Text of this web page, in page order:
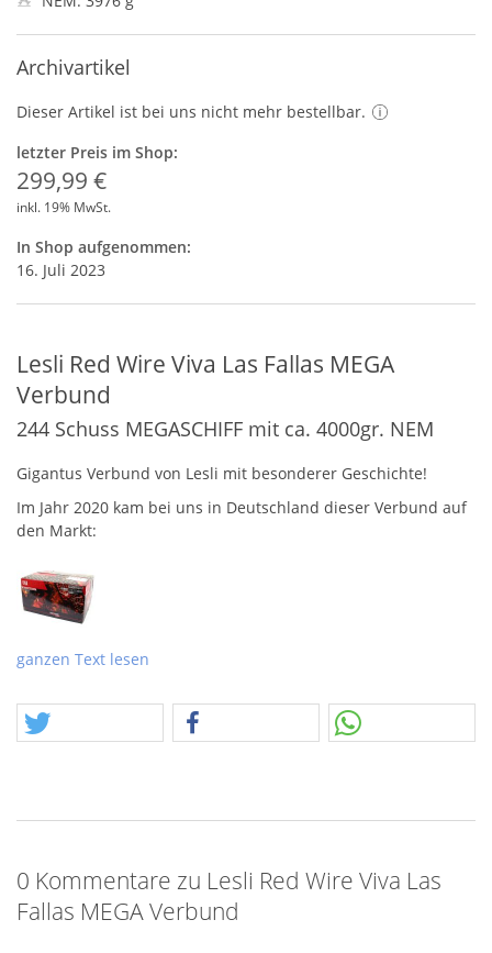
Archivartikel
Dieser Artikel ist bei uns nicht mehr bestellbar.
letzter Preis im Shop:
299,99 €
inkl. 19% MwSt.
In Shop aufgenommen:
16. Juli 2023
Lesli Red Wire Viva Las Fallas MEGA
Verbund
244 Schuss MEGASCHIFF mit ca. 4000gr. NEM
Gigantus Verbund von Lesli mit besonderer Geschichte!
Im Jahr 2020 kam bei uns in Deutschland dieser Verbund auf
den Markt:
und
nicht verbundene Elemente. Hier haben wir nun das Original,
so sollte der Verbund eigentlich kommen. Also gute 4000gr.
NEMin einem Stück und komplett verbunden. Das sind 2min.
ganzen Text lesen
0 Kommentare zu Lesli Red Wire Viva Las
Fallas MEGA Verbund